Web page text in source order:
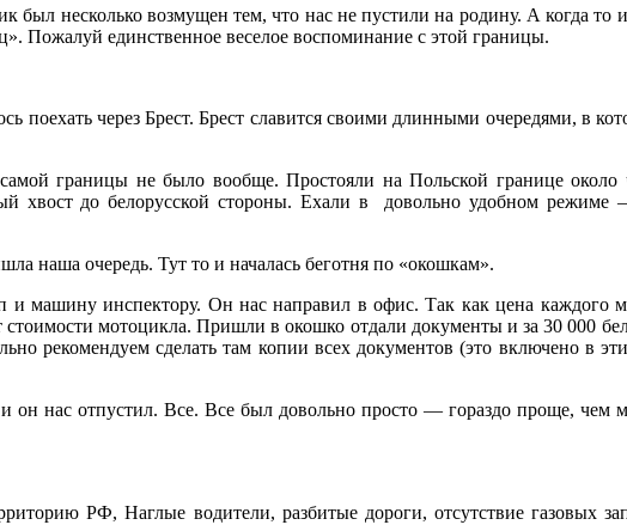
был несколько возмущен тем, что нас не пустили на родину. А когда то
Пожалуй единственное веселое воспоминание с этой границы.
через Брест. Брест славится своими длинными очередями, в
границы не было вообще. Простояли на Польской границе около
хвост до белорусской стороны. Ехали в довольно удобном режиме
наша очередь. Тут то и началась беготня по «окошкам».
машину инспектору. Он нас направил в офис. Так как цена каждого
стоимости мотоцикла. Пришли в окошко отдали документы и за 30 000
рекомендуем сделать там копии всех документов (это включено в
он нас отпустил. Все. Все был довольно просто — гораздо проще,
РФ, Наглые водители, разбитые дороги, отсутствие газовых